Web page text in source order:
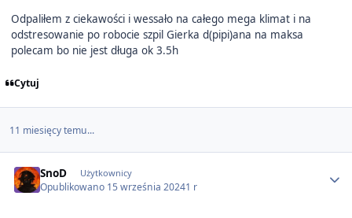
Odpaliłem z ciekawości i wessało na całego mega klimat i na
odstresowanie po robocie szpil Gierka d(pipi)ana na maksa
polecam bo nie jest długa ok 3.5h
Cytuj
11 miesięcy temu...
SnoD Użytkownicy
Opublikowano 15 września 20241 r